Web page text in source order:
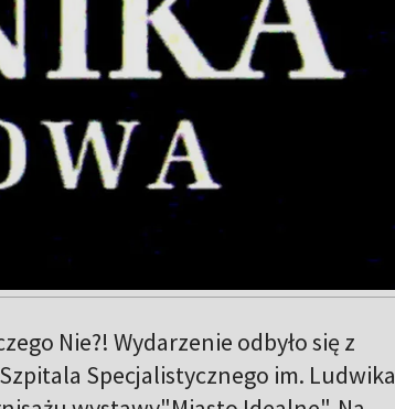
Nie?! Wydarzenie odbyło się z
Specjalistycznego im. Ludwika